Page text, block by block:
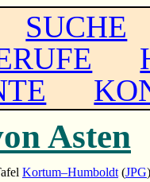
SUCHE
Asten
Kortum–Humboldt (JPG)